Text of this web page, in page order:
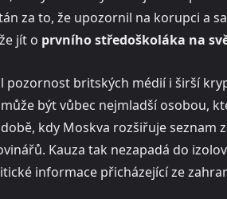
za to, že upozornil na korupci a
jít o prvního středoškoláka na
pozornost britských médií i širší
být vůbec nejmladší osobou,
kdy Moskva rozšiřuje seznam
Kauza tak nezapadá do
informace přicházející ze